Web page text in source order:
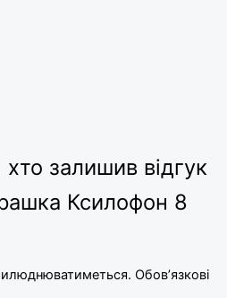
залишив відгук
Ксилофон 8
Обов’язкові